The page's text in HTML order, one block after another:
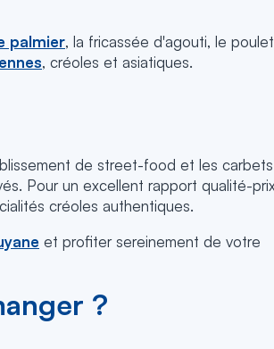
palmier, la fricassée d'agouti, le poulet
, créoles et asiatiques.
de street-food et les
Pour un excellent rapport qualité-
créoles authentiques.
et profiter sereinement de votre
?